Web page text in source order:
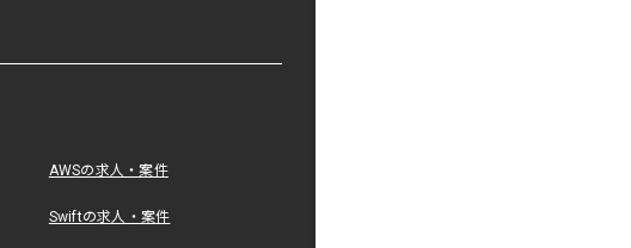
AWSの求人・案件
Swiftの求人・案件